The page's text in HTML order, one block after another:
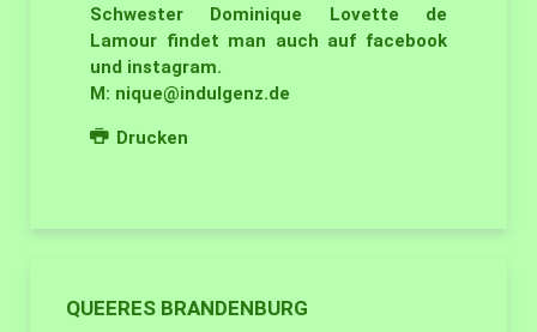
Schwester Dominique Lovette de
Lamour findet man auch auf facebook
und instagram.
M: nique@indulgenz.de
Drucken
QUEERES BRANDENBURG